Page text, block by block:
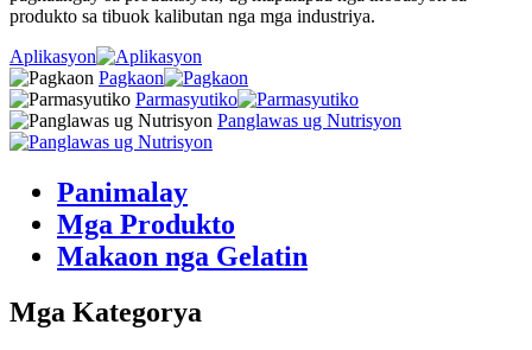
produkto sa tibuok kalibutan nga mga industriya.
Aplikasyon
Pagkaon
Parmasyutiko
Panglawas ug Nutrisyon
Panimalay
Mga Produkto
Makaon nga Gelatin
Mga Kategorya